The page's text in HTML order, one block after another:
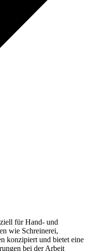
für Hand- und
wie Schreinerei,
konzipiert und bietet eine
bei der Arbeit